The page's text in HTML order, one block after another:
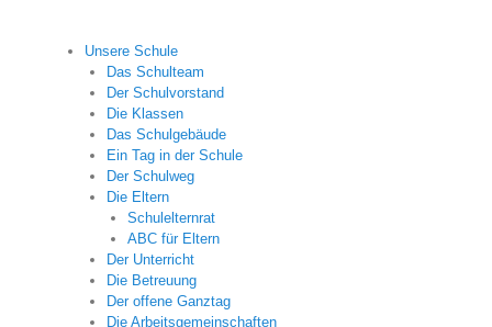
Unsere Schule
Das Schulteam
Der Schulvorstand
Die Klassen
Das Schulgebäude
Ein Tag in der Schule
Der Schulweg
Die Eltern
Schulelternrat
ABC für Eltern
Der Unterricht
Die Betreuung
Der offene Ganztag
Die Arbeitsgemeinschaften